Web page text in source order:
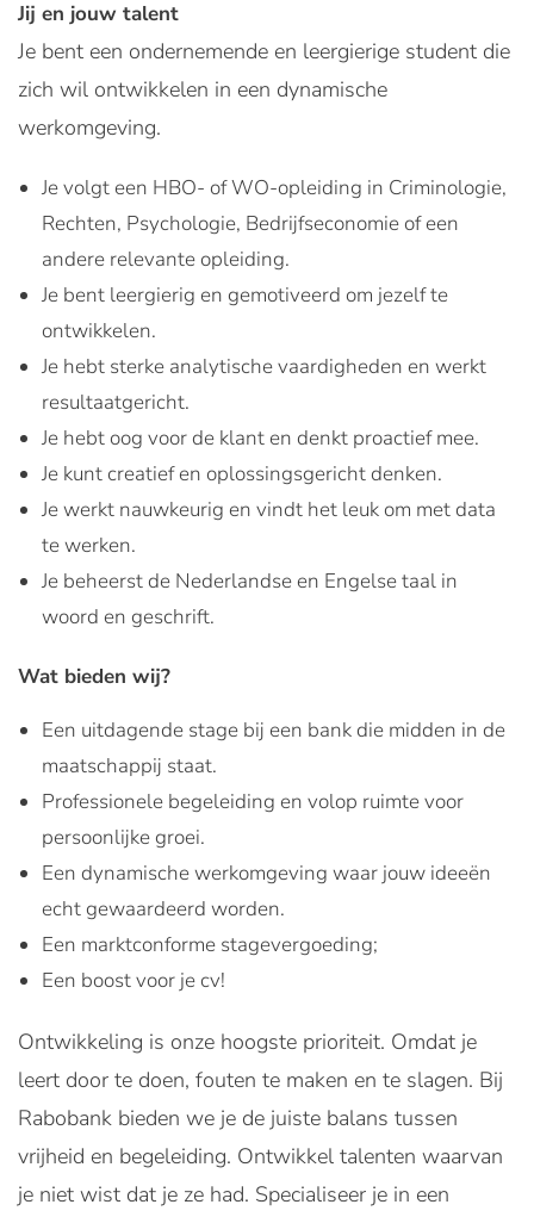
Jij en jouw talent
Je bent een ondernemende en leergierige student die
zich wil ontwikkelen in een dynamische
werkomgeving.
Je volgt een HBO- of WO-opleiding in Criminologie,
Rechten, Psychologie, Bedrijfseconomie of een
andere relevante opleiding.
Je bent leergierig en gemotiveerd om jezelf te
ontwikkelen.
Je hebt sterke analytische vaardigheden en werkt
resultaatgericht.
Je hebt oog voor de klant en denkt proactief mee.
Je kunt creatief en oplossingsgericht denken.
Je werkt nauwkeurig en vindt het leuk om met data
te werken.
Je beheerst de Nederlandse en Engelse taal in
woord en geschrift.
Wat bieden wij?
Een uitdagende stage bij een bank die midden in de
maatschappij staat.
Professionele begeleiding en volop ruimte voor
persoonlijke groei.
Een dynamische werkomgeving waar jouw ideeën
echt gewaardeerd worden.
Een marktconforme stagevergoeding;
Een boost voor je cv!
Ontwikkeling is onze hoogste prioriteit. Omdat je
leert door te doen, fouten te maken en te slagen. Bij
Rabobank bieden we je de juiste balans tussen
vrijheid en begeleiding. Ontwikkel talenten waarvan
je niet wist dat je ze had. Specialiseer je in een